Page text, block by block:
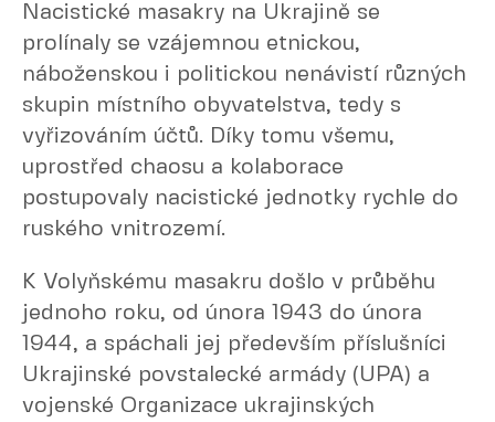
Nacistické masakry na Ukrajině se
prolínaly se vzájemnou etnickou,
náboženskou i politickou nenávistí různých
skupin místního obyvatelstva, tedy s
vyřizováním účtů. Díky tomu všemu,
uprostřed chaosu a kolaborace
postupovaly nacistické jednotky rychle do
ruského vnitrozemí.
K Volyňskému masakru došlo v průběhu
jednoho roku, od února 1943 do února
1944, a spáchali jej především příslušníci
Ukrajinské povstalecké armády (UPA) a
vojenské Organizace ukrajinských